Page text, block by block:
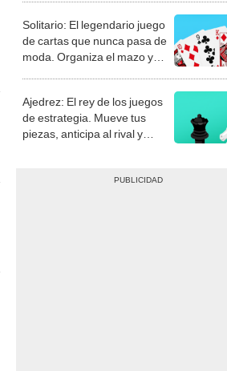
Solitario: El legendario juego
de cartas que nunca pasa de
moda. Organiza el mazo y
Ajedrez: El rey de los juegos
de estrategia. Mueve tus
piezas, anticipa al rival y